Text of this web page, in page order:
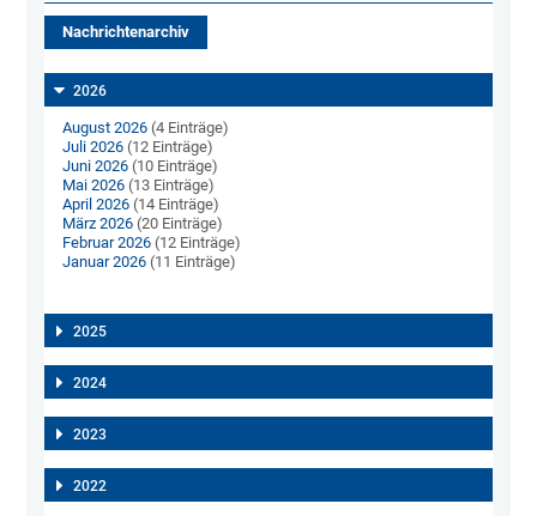
Nachrichtenarchiv
2026
August 2026 (4 Einträge)
Juli 2026 (12 Einträge)
Juni 2026 (10 Einträge)
Mai 2026 (13 Einträge)
April 2026 (14 Einträge)
März 2026 (20 Einträge)
Februar 2026 (12 Einträge)
Januar 2026 (11 Einträge)
2025
2024
2023
2022